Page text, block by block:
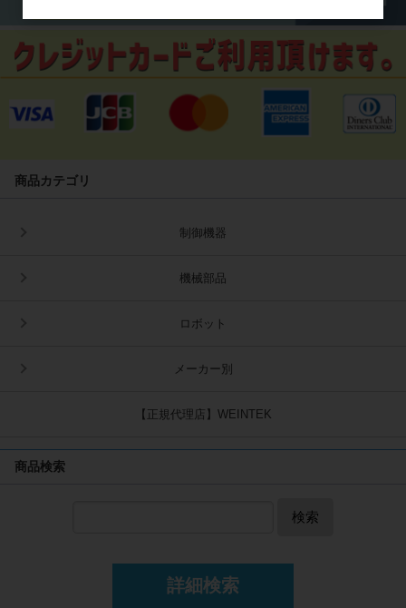
商品カテゴリ
制御機器
機械部品
ロボット
メーカー別
【正規代理店】WEINTEK
商品検索
検索
詳細検索